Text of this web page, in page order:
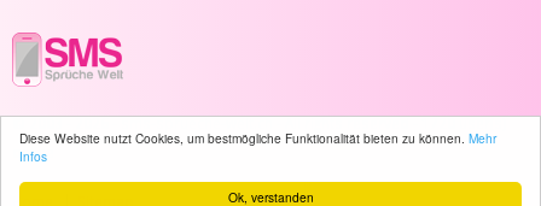
Ok, verstanden
Diese Website nutzt Cookies, um bestmögliche Funktionalität bieten zu können. Mehr
Infos
© 2003 - 2026 -sms-sprueche-welt.ch- All rights reserved -1720 user(s)
online